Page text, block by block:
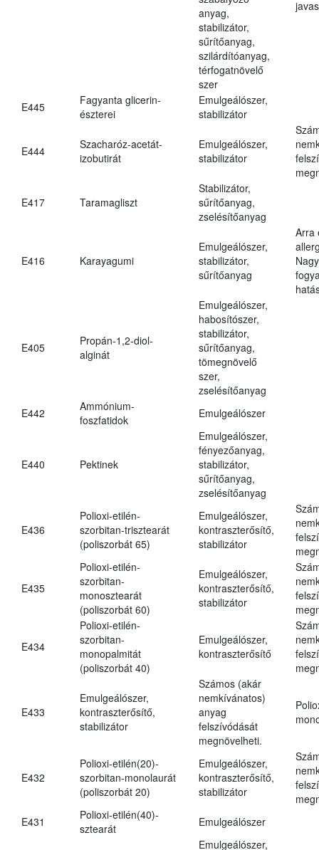
anyag,
stabilizátor,
sűrítőanyag,
szilárdítóanyag,
térfogatnövelő
szer
E445
Fagyanta glicerin-
észterei
Emulgeálószer,
stabilizátor
E444
Szacharóz-acetát-
izobutirát
Emulgeálószer,
stabilizátor
E417 Taramagliszt
Stabilizátor,
sűrítőanyag,
zselésítőanyag
E416 Karayagumi
Emulgeálószer,
stabilizátor,
sűrítőanyag
Arra
E405
Propán-1,2-diol-
alginát
Emulgeálószer,
habosítószer,
stabilizátor,
sűrítőanyag,
tömegnövelő
szer,
zselésítőanyag
E442
Ammónium-
foszfatidok
Emulgeálószer
E440 Pektinek
Emulgeálószer,
fényezőanyag,
stabilizátor,
sűrítőanyag,
zselésítőanyag
E436
Polioxi-etilén-
szorbitan-trisztearát
(poliszorbát 65)
Emulgeálószer,
kontraszterősítő,
stabilizátor
E435
Polioxi-etilén-
szorbitan-
monosztearát
(poliszorbát 60)
Emulgeálószer,
kontraszterősítő,
stabilizátor
E434
Polioxi-etilén-
szorbitan-
monopalmitát
(poliszorbát 40)
Emulgeálószer,
kontraszterősítő
E433
Emulgeálószer,
kontraszterősítő,
stabilizátor
Számos (akár
nemkívánatos)
anyag
felszívódását
megnövelheti.
E432
Polioxi-etilén(20)-
szorbitan-monolaurát
(poliszorbát 20)
Emulgeálószer,
kontraszterősítő,
stabilizátor
E431
Polioxi-etilén(40)-
sztearát
Emulgeálószer
Emulgeálószer,